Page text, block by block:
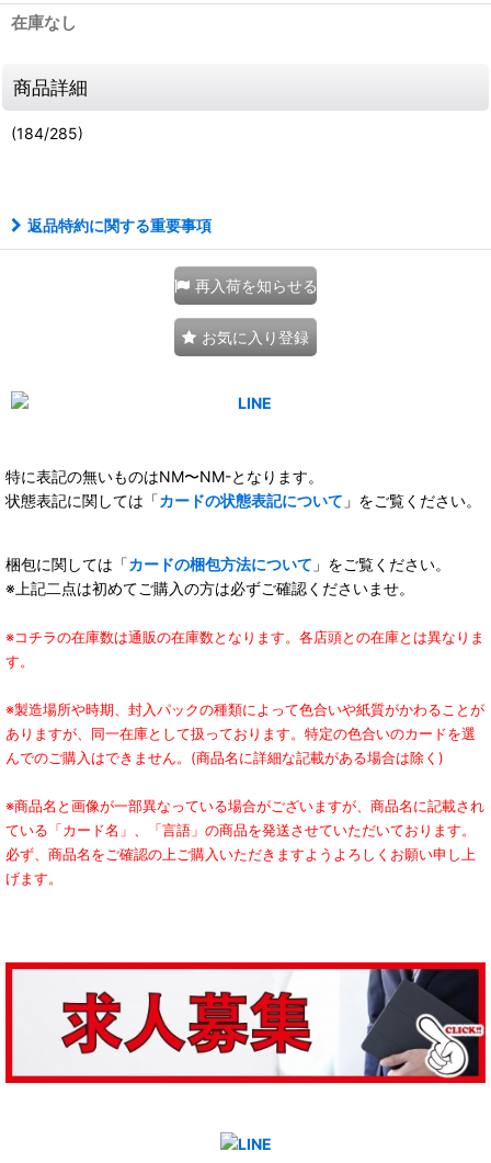
在庫なし
商品詳細
(184/285)
返品特約に関する重要事項
再入荷を知らせる
お気に入り登録
特に表記の無いものはNM〜NM-となります。
状態表記に関しては「カードの状態表記について 」をご覧ください。
梱包に関しては「カードの梱包方法について 」をご覧ください。
※上記二点は初めてご購入の方は必ずご確認くださいませ。
※コチラの在庫数は通販の在庫数となります。各店頭との在庫とは異なりま
す。
※製造場所や時期、封入パックの種類によって色合いや紙質がかわることが
ありますが、同一在庫として扱っております。特定の色合いのカードを選
んでのご購入はできません。(商品名に詳細な記載がある場合は除く)
※商品名と画像が一部異なっている場合がございますが、商品名に記載され
ている「カード名」、「言語」の商品を発送させていただいております。
必ず、商品名をご確認の上ご購入いただきますようよろしくお願い申し上
げます。